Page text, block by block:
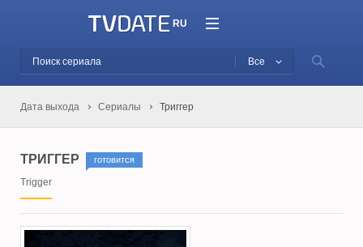
RU
Все
Дата выхода Сериалы Триггер
ТРИГГЕР готовится
Trigger